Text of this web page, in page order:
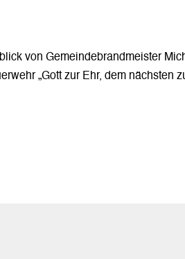
von Gemeindebrandmeister
„Gott zur Ehr, dem nächsten